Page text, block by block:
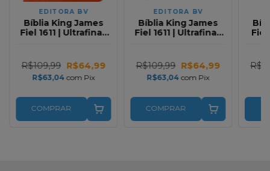
EDITORA BV
Bíblia King James
Fiel 1611 | Ultrafina |
R$109,99 R$64,99
R$63,04com Pix
COMPRAR
EDITORA BV
Bíblia King James
Fiel 1611 | Ultrafina |
R$109,99 R$64,99
R$63,04com Pix
COMPRAR
Fiel